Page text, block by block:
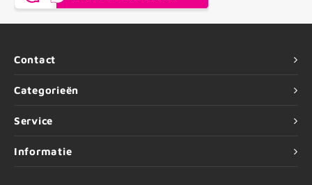
Contact
Categorieën
Service
Informatie